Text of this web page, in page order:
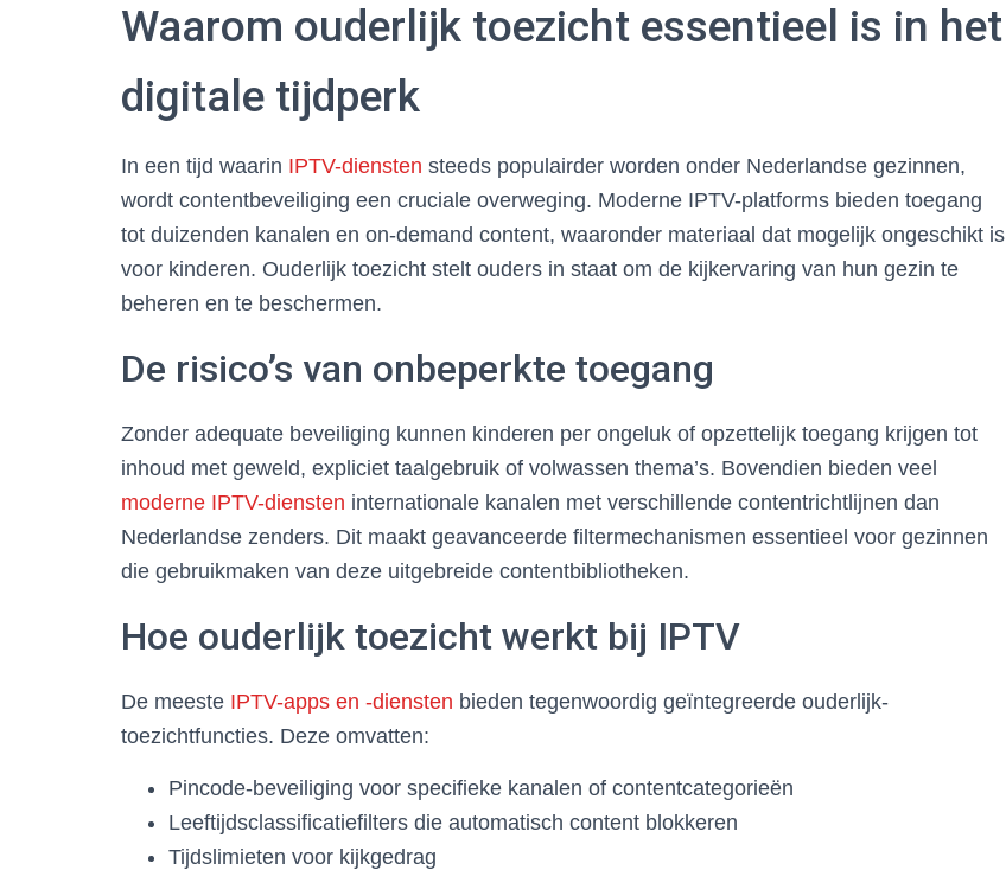
Waarom ouderlijk toezicht essentieel is in het
digitale tijdperk
In een tijd waarin IPTV-diensten steeds populairder worden onder Nederlandse gezinnen,
wordt contentbeveiliging een cruciale overweging. Moderne IPTV-platforms bieden toegang
tot duizenden kanalen en on-demand content, waaronder materiaal dat mogelijk ongeschikt is
voor kinderen. Ouderlijk toezicht stelt ouders in staat om de kijkervaring van hun gezin te
beheren en te beschermen.
De risico’s van onbeperkte toegang
Zonder adequate beveiliging kunnen kinderen per ongeluk of opzettelijk toegang krijgen tot
inhoud met geweld, expliciet taalgebruik of volwassen thema’s. Bovendien bieden veel
moderne IPTV-diensten internationale kanalen met verschillende contentrichtlijnen dan
Nederlandse zenders. Dit maakt geavanceerde filtermechanismen essentieel voor gezinnen
die gebruikmaken van deze uitgebreide contentbibliotheken.
Hoe ouderlijk toezicht werkt bij IPTV
De meeste IPTV-apps en -diensten bieden tegenwoordig geïntegreerde ouderlijk-
toezichtfuncties. Deze omvatten:
Pincode-beveiliging voor specifieke kanalen of contentcategorieën
Leeftijdsclassificatiefilters die automatisch content blokkeren
Tijdslimieten voor kijkgedrag